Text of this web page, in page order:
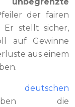
der fairen
Er stellt sicher,
auf Gewinne
aus einem
deutschen
die